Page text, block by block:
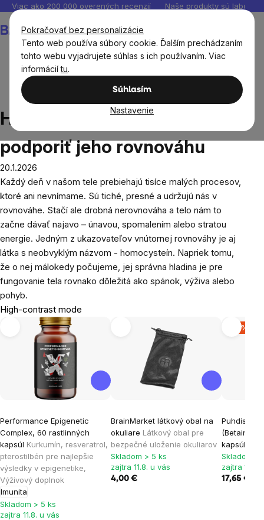
Pokračovať bez personalizácie
Tento web používa súbory cookie. Ďalším prechádzaním
tohto webu vyjadrujete súhlas s ich používaním. Viac
informáciítu.
Súhlasím
Nastavenie
Prejsť
obsah
Viac ako 200 000 overených recenzií Naše produkty sú
košík
Homocysteín: Čo to je a ako podporiť jeho
rovnováhu
Homocysteín: Čo to je a ako
podporiť jeho rovnováhu
20.1.2026
Každý deň v našom tele prebiehajú tisíce malých procesov,
ktoré ani nevnímame. Sú tiché, presné a udržujú nás v
rovnováhe. Stačí ale drobná nerovnováha a telo nám to
začne dávať najavo – únavou, spomalením alebo stratou
energie. Jedným z ukazovateľov vnútornej rovnováhy je aj
látka s neobvyklým názvom - homocysteín. Napriek tomu,
že o nej málokedy počujeme, jej správna hladina je pre
fungovanie tela rovnako dôležitá ako spánok, výživa alebo
pohyb.
High-contrast mode
Performance Epigenetic
Complex, 60 rastlinných
kapsúl Kurkumín, resveratrol,
pterostilbén pre najlepšie
výsledky v epigenetike,
Výživový doplnok
Imunita
Skladom > 5 ks
zajtra 11.8. u vás
BrainMarket látkový obal na
okuliare Látkový obal pre
bezpečné uloženie okuliarov
Skladom > 5 ks
zajtra 11.8. u vás
4,00 €
-13 %
(Betain
kapsúl
Skladom >
zajtra 11.8.
17,65 €